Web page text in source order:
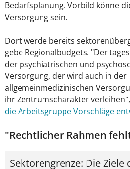
Bedarfsplanung. Vorbild könne
Versorgung sein.
Dort werde bereits
gebe Regionalbudgets. "Der
der psychiatrischen und
Versorgung, der wird auch in der
allgemeinmedizinischen
ihr Zentrumscharakter
die Arbeitsgruppe Vorschläge
"Rechtlicher Rahmen
Sektorengrenze: Die Ziele